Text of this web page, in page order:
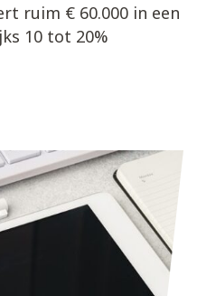
ruim € 60.000 in een
10 tot 20%